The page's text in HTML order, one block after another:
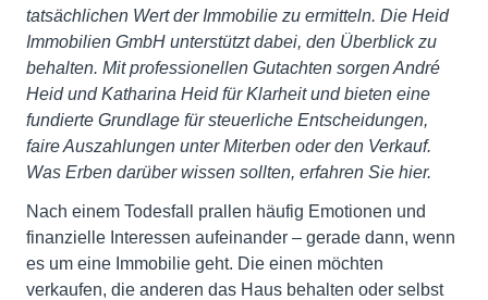
tatsächlichen Wert der Immobilie zu ermitteln. Die Heid
Immobilien GmbH unterstützt dabei, den Überblick zu
behalten. Mit professionellen Gutachten sorgen André
Heid und Katharina Heid für Klarheit und bieten eine
fundierte Grundlage für steuerliche Entscheidungen,
faire Auszahlungen unter Miterben oder den Verkauf.
Was Erben darüber wissen sollten, erfahren Sie hier.
Nach einem Todesfall prallen häufig Emotionen und
finanzielle Interessen aufeinander – gerade dann, wenn
es um eine Immobilie geht. Die einen möchten
verkaufen, die anderen das Haus behalten oder selbst